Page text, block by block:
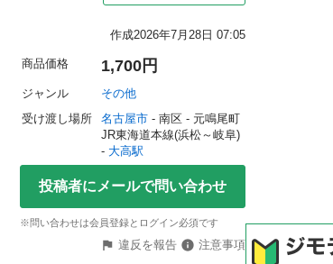
作成2026年7月28日 07:05
商品価格 1,700円
ジャンル
その他
受け渡し場所
名古屋市 - 南区 - 元鳴尾町
JR東海道本線(浜松～岐阜)
- 大高駅
投稿者にメールで問い合わせ
※問い合わせは会員登録とログイン必須です
違反を報告
注意事項